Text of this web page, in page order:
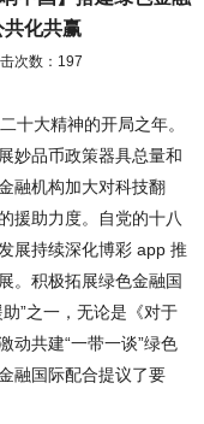
共化共赢
次数：197
十大精神的开局之年。
妙品币政策器具总量和
融机构加大对科技翻
援助力度。自党的十八
展持续深化博彩 app 推
。积极拓展绿色金融国
”之一，无论是《对于
动共建“一带一谈”绿色
融国际配合提议了要